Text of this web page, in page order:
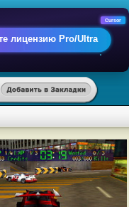
лицензию Pro/Ultra
Cursor